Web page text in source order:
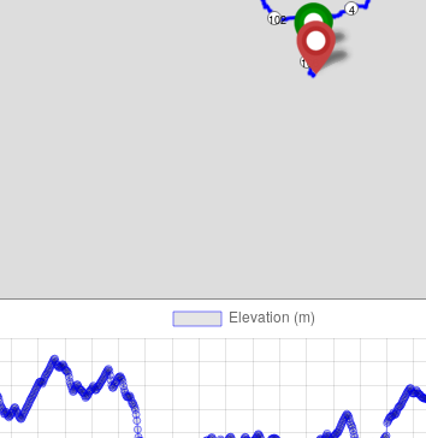
104
4
2
102
106